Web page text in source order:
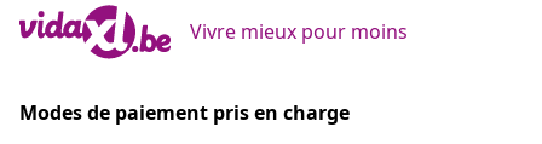
Vivre mieux pour moins
Modes de paiement pris en charge